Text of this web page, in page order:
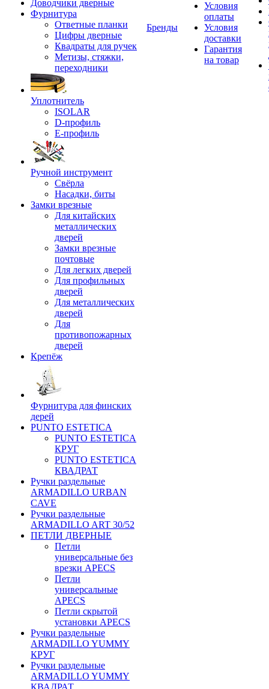
Доводчики дверные
Фурнитура
Ответные планки
Цифры дверные
Квадраты для ручек
Метизы, стяжки,
переходники
Уплотнитель
ISOLAR
D-профиль
Е-профиль
Ручной инструмент
Свёрла
Насадки, биты
Замки врезные
Для китайских
металлических
дверей
Замки врезные
почтовые
Для легких дверей
Для профильных
дверей
Для металлических
дверей
Для
противопожарных
дверей
Крепёж
Фурнитура для финских
дерей
PUNTO ESTETICA
PUNTO ESTETICA
КРУГ
PUNTO ESTETICA
КВАДРАТ
Ручки раздельные
ARMADILLO URBAN
CAVE
Ручки раздельные
ARMADILLO ART 30/52
ПЕТЛИ ДВЕРНЫЕ
Петли
универсальные без
врезки APECS
Петли
универсальные
APECS
Петли скрытой
установки APECS
Ручки раздельные
ARMADILLO YUMMY
КРУГ
Ручки раздельные
ARMADILLO YUMMY
КВАДРАТ
Бренды
Условия
оплаты
Условия
доставки
Гарантия
на товар